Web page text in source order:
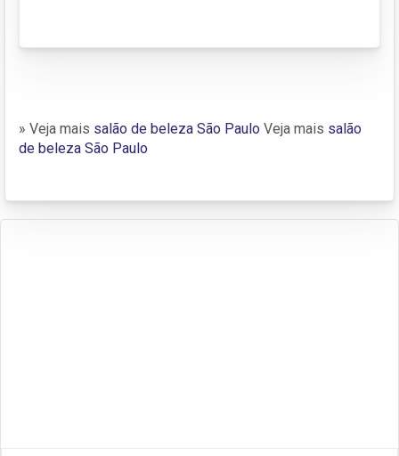
» Veja mais salão de beleza São Paulo Veja mais salão
de beleza São Paulo